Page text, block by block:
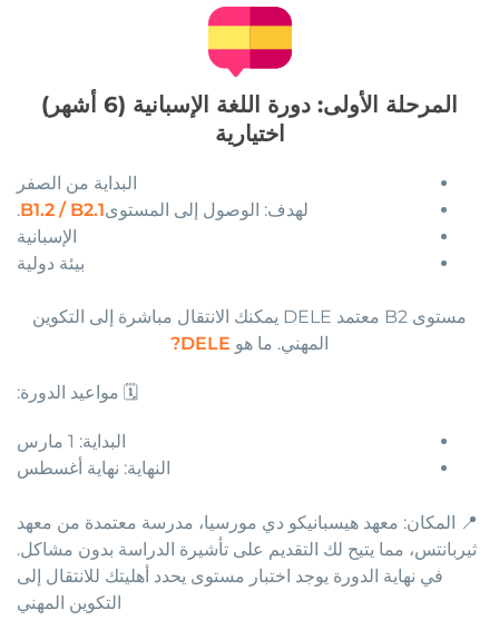
المرحلة الأولى: دورة اللغة الإسبانية (6 أشهر)
اختيارية
البداية من الصفر
لهدف: الوصول إلى المستوىB1.2 / B2.1
.
الإسبانية
بيئة دولية
مستوى B2 معتمد DELE يمكنك الانتقال مباشرة إلى التكوين
المهني. ما هو DELE?
🗓️ مواعيد الدورة:
البداية: 1 مارس
النهاية: نهاية أغسطس
📍 المكان: معهد هيسبانيكو دي مورسيا، مدرسة معتمدة من معهد
ثيربانتس، مما يتيح لك التقديم على تأشيرة الدراسة بدون مشاكل.
في نهاية الدورة يوجد اختبار مستوى يحدد أهليتك للانتقال إلى
التكوين المهني